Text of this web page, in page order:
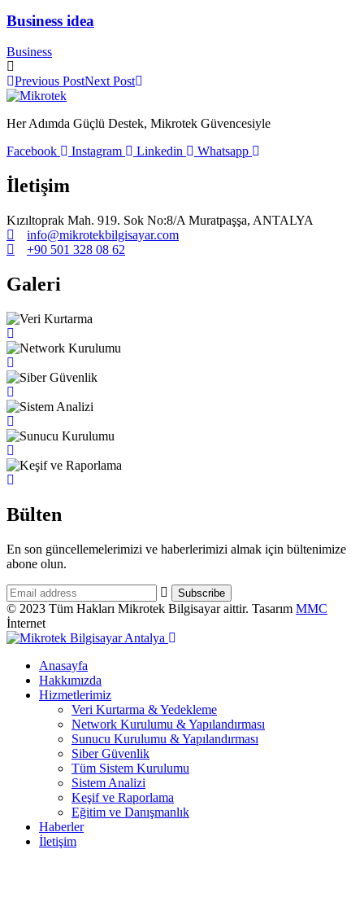
Business idea
Business
Previous PostNext Post
Her Adımda Güçlü Destek, Mikrotek Güvencesiyle
Facebook
Instagram Linkedin Whatsapp
İletişim
Kızıltoprak Mah. 919. Sok No:8/A Muratpaşşa, ANTALYA
info@mikrotekbilgisayar.com
+90 501 328 08 62
Galeri
Bülten
En son güncellemelerimizi ve haberlerimizi almak için bültenimize
abone olun.
© 2023 Tüm Hakları Mikrotek Bilgisayar aittir. Tasarım MMC
İnternet
Anasayfa
Hakkımızda
Hizmetlerimiz
Veri Kurtarma & Yedekleme
Network Kurulumu & Yapılandırması
Sunucu Kurulumu & Yapılandırması
Siber Güvenlik
Tüm Sistem Kurulumu
Sistem Analizi
Keşif ve Raporlama
Eğitim ve Danışmanlık
Haberler
İletişim